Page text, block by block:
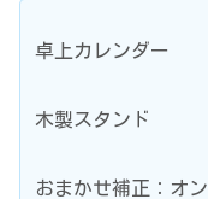
卓上カレンダー
木製スタンド
おまかせ補正：オン